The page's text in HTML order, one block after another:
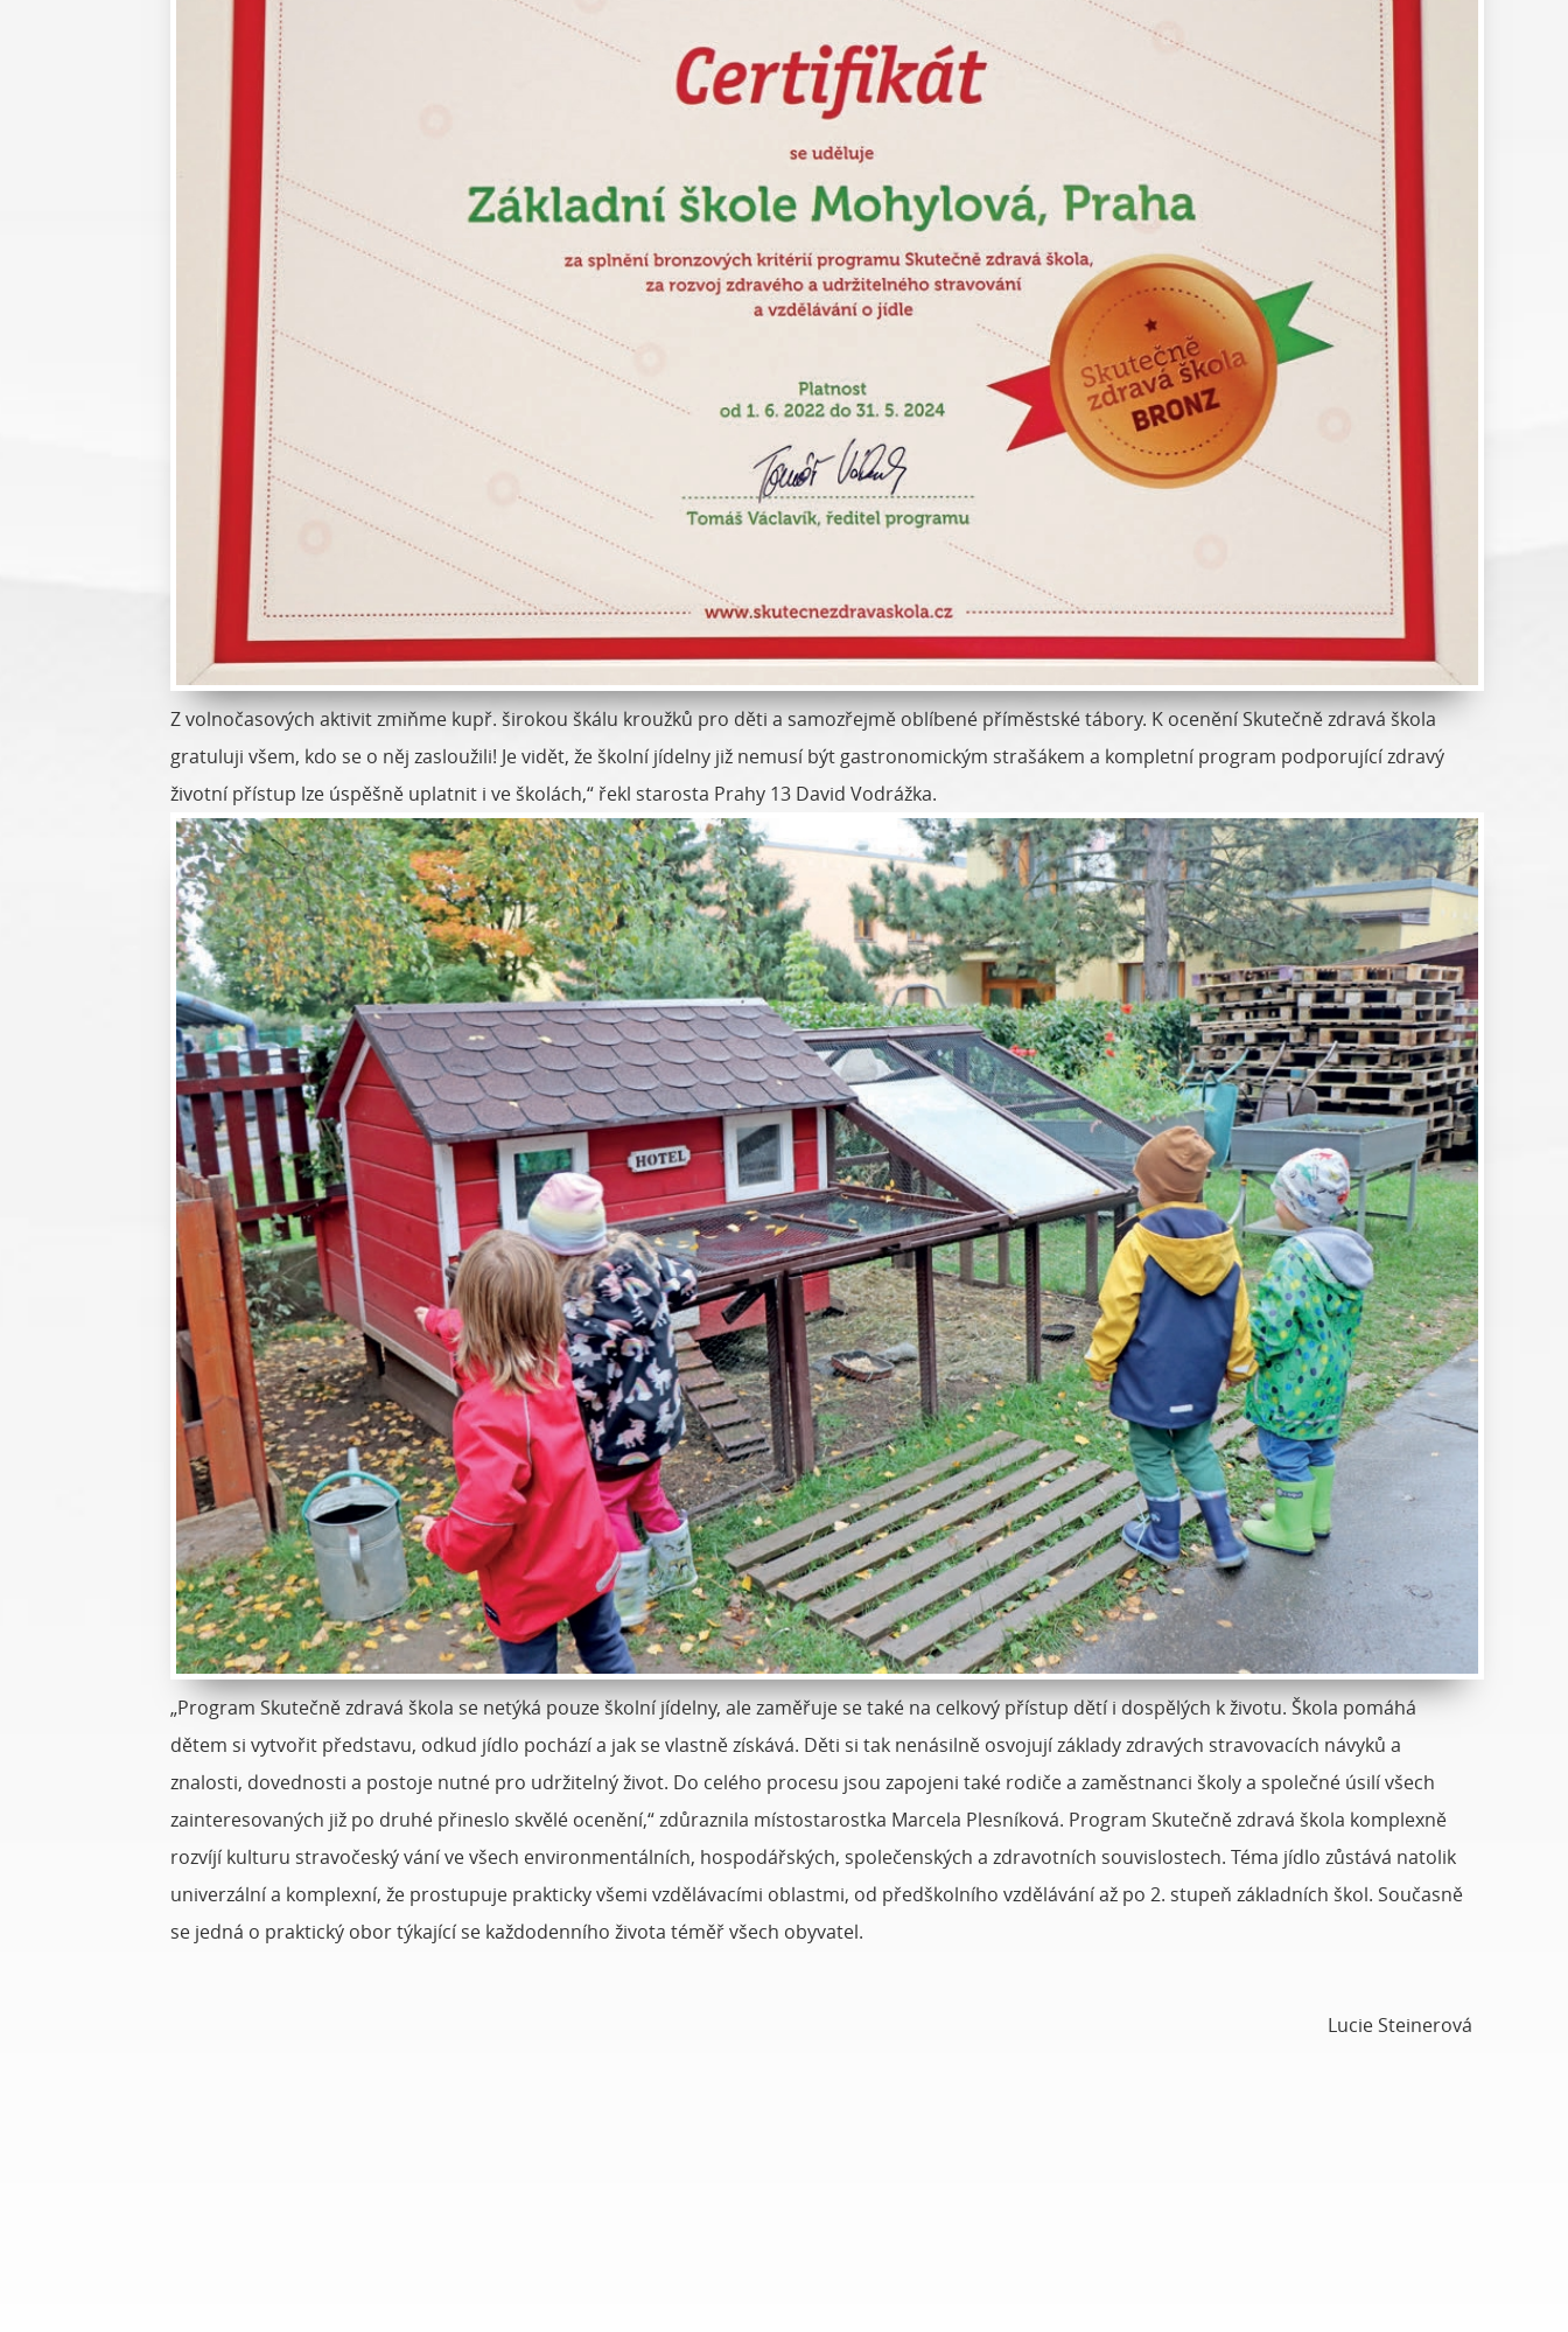
Z volnočasových aktivit zmiňme kupř. širokou škálu kroužků pro děti a samozřejmě oblíbené příměstské tábory. K ocenění Skutečně zdravá škola
gratuluji všem, kdo se o něj zasloužili! Je vidět, že školní jídelny již nemusí být gastronomickým strašákem a kompletní program podporující zdravý
životní přístup lze úspěšně uplatnit i ve školách,“ řekl starosta Prahy 13 David Vodrážka.
„Program Skutečně zdravá škola se netýká pouze školní jídelny, ale zaměřuje se také na celkový přístup dětí i dospělých k životu. Škola pomáhá
dětem si vytvořit představu, odkud jídlo pochází a jak se vlastně získává. Děti si tak nenásilně osvojují základy zdravých stravovacích návyků a
znalosti, dovednosti a postoje nutné pro udržitelný život. Do celého procesu jsou zapojeni také rodiče a zaměstnanci školy a společné úsilí všech
zainteresovaných již po druhé přineslo skvělé ocenění,“ zdůraznila místostarostka Marcela Plesníková. Program Skutečně zdravá škola komplexně
rozvíjí kulturu stravočeský vání ve všech environmentálních, hospodářských, společenských a zdravotních souvislostech. Téma jídlo zůstává natolik
univerzální a komplexní, že prostupuje prakticky všemi vzdělávacími oblastmi, od předškolního vzdělávání až po 2. stupeň základních škol. Současně
se jedná o praktický obor týkající se každodenního života téměř všech obyvatel.
Lucie Steinerová